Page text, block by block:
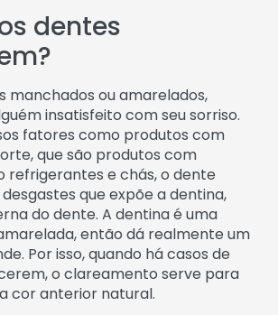
dentes
manchados ou amarelados,
insatisfeito com seu sorriso.
fatores como produtos com
que são produtos com
refrigerantes e chás, o dente
que expõe a dentina,
do dente. A dentina é uma
então dá realmente um
Por isso, quando há casos de
o clareamento serve para
cor anterior natural.